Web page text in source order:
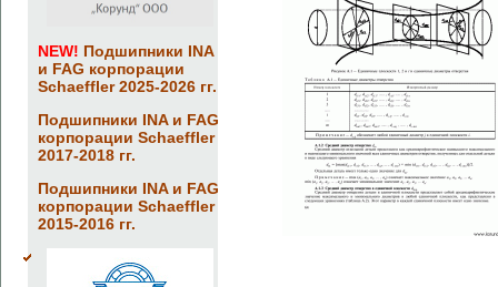
NEW! Подшипники INA
и FAG корпорации
Schaeffler 2025-2026 гг.
Подшипники INA и FAG
корпорации Schaeffler
2017-2018 гг.
Подшипники INA и FAG
корпорации Schaeffler
2015-2016 гг.